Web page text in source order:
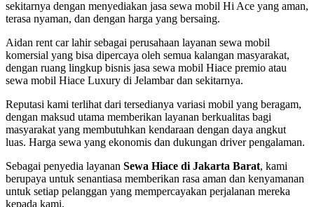
sekitarnya dengan menyediakan jasa sewa mobil Hi Ace yang aman,
terasa nyaman, dan dengan harga yang bersaing.
Aidan rent car lahir sebagai perusahaan layanan sewa mobil
komersial yang bisa dipercaya oleh semua kalangan masyarakat,
dengan ruang lingkup bisnis jasa sewa mobil Hiace premio atau
sewa mobil Hiace Luxury di Jelambar dan sekitarnya.
Reputasi kami terlihat dari tersedianya variasi mobil yang beragam,
dengan maksud utama memberikan layanan berkualitas bagi
masyarakat yang membutuhkan kendaraan dengan daya angkut
luas. Harga sewa yang ekonomis dan dukungan driver pengalaman.
Sebagai penyedia layanan Sewa Hiace di Jakarta Barat, kami
berupaya untuk senantiasa memberikan rasa aman dan kenyamanan
untuk setiap pelanggan yang mempercayakan perjalanan mereka
kepada kami.